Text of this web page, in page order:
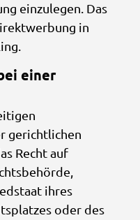
einzulegen. Das
in
einer
gerichtlichen
Recht auf
ihres
oder des